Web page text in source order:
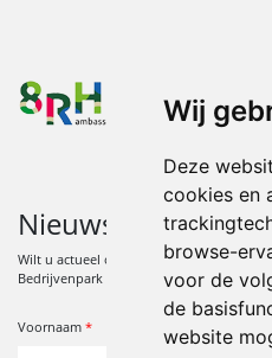
Wij
Deze
cookies en
browse-
voor de
de
website
8RHK
Nieuwsbrief
Wilt u actueel op de hoogte blijven van
Bedrijvenpark Wijnbergen? Meld u zich
Voornaam *